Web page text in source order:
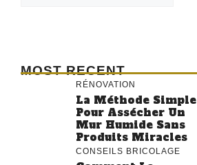
MOST RECENT
RÉNOVATION
La Méthode Simple
Pour Assécher Un
Mur Humide Sans
Produits Miracles
CONSEILS BRICOLAGE